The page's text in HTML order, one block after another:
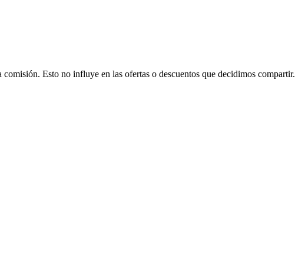
Esto no influye en las ofertas o descuentos que decidimos compartir.